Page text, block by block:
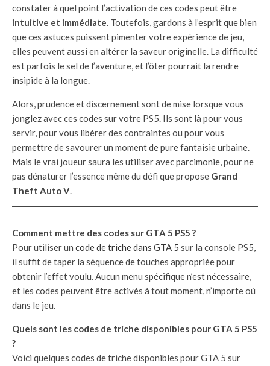
constater à quel point l’activation de ces codes peut être
intuitive et immédiate. Toutefois, gardons à l’esprit que bien
que ces astuces puissent pimenter votre expérience de jeu,
elles peuvent aussi en altérer la saveur originelle. La difficulté
est parfois le sel de l’aventure, et l’ôter pourrait la rendre
insipide à la longue.
Alors, prudence et discernement sont de mise lorsque vous
jonglez avec ces codes sur votre PS5. Ils sont là pour vous
servir, pour vous libérer des contraintes ou pour vous
permettre de savourer un moment de pure fantaisie urbaine.
Mais le vrai joueur saura les utiliser avec parcimonie, pour ne
pas dénaturer l’essence même du défi que propose Grand
Theft Auto V.
Comment mettre des codes sur GTA 5 PS5 ?
Pour utiliser un code de triche dans GTA 5 sur la console PS5,
il suffit de taper la séquence de touches appropriée pour
obtenir l’effet voulu. Aucun menu spécifique n’est nécessaire,
et les codes peuvent être activés à tout moment, n’importe où
dans le jeu.
Quels sont les codes de triche disponibles pour GTA 5 PS5
?
Voici quelques codes de triche disponibles pour GTA 5 sur